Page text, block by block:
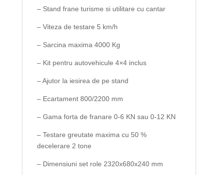
– Stand frane turisme si utilitare cu cantar
– Viteza de testare 5 km/h
– Sarcina maxima 4000 Kg
– Kit pentru autovehicule 4×4 inclus
– Ajutor la iesirea de pe stand
– Ecartament 800/2200 mm
– Gama forta de franare 0-6 KN sau 0-12 KN
– Testare greutate maxima cu 50 %
decelerare 2 tone
– Dimensiuni set role 2320x680x240 mm